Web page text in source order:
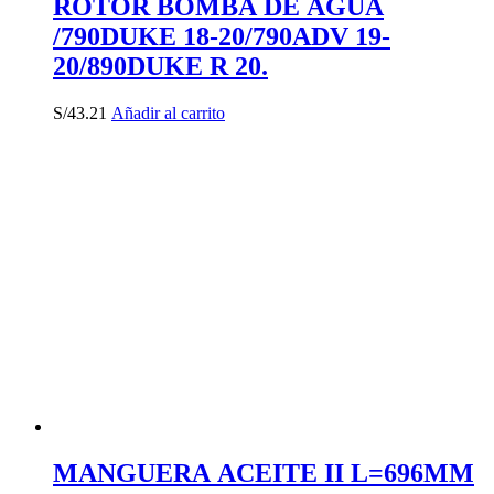
ROTOR BOMBA DE AGUA
/790DUKE 18-20/790ADV 19-
20/890DUKE R 20.
S/43.21 Añadir al carrito
MANGUERA ACEITE II L=696MM